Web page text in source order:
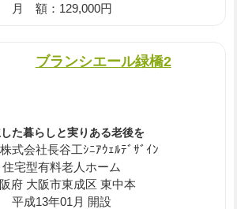
月 額：129,000円
ブランシエール緑橋2
た暮らしと実りある老後を
式会社長谷工ｼﾆｱｳｪﾙﾃﾞｻﾞｲﾝ
住宅型有料老人ホーム
府 大阪市東成区 東中本
平成13年01月 開設